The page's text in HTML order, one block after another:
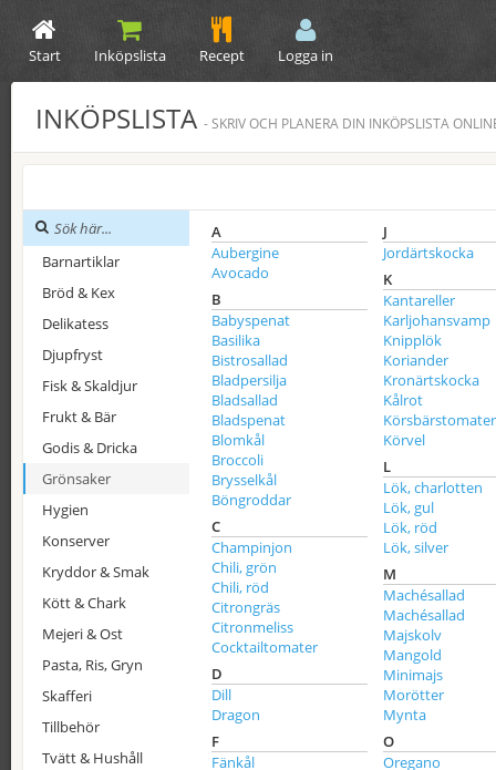
Start Inköpslista Recept Logga in
INKÖPSLISTA - SKRIV OCH PLANERA DIN INKÖPSLISTA
Barnartiklar
Bröd & Kex
Delikatess
Djupfryst
Fisk & Skaldjur
Frukt & Bär
Godis & Dricka
Grönsaker
Hygien
Konserver
Kryddor & Smak
Kött & Chark
Mejeri & Ost
Pasta, Ris, Gryn
Skafferi
Tillbehör
Tvätt & Hushåll
A
Aubergine
Avocado
B
Babyspenat
Basilika
Bistrosallad
Bladpersilja
Bladsallad
Bladspenat
Blomkål
Broccoli
Brysselkål
Böngroddar
C
Champinjon
Chili, grön
Chili, röd
Citrongräs
Citronmeliss
Cocktailtomater
D
Dill
Dragon
F
Fänkål
J
Jordärtskocka
K
Kantareller
Karljohansvamp
Knipplök
Koriander
Kronärtskocka
Kålrot
Körsbärstomater
Körvel
L
Lök, charlotten
Lök, gul
Lök, röd
Lök, silver
M
Machésallad
Machésallad
Majskolv
Mangold
Minimajs
Morötter
Mynta
O
Oregano